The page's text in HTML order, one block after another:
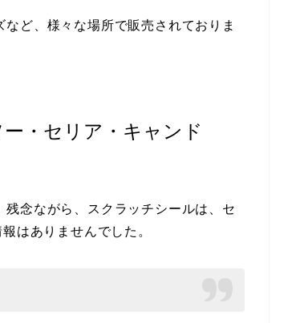
ど、様々な場所で販売されておりま
・セリア・キャンド
念ながら、スクラッチシールは、セ
はありませんでした。